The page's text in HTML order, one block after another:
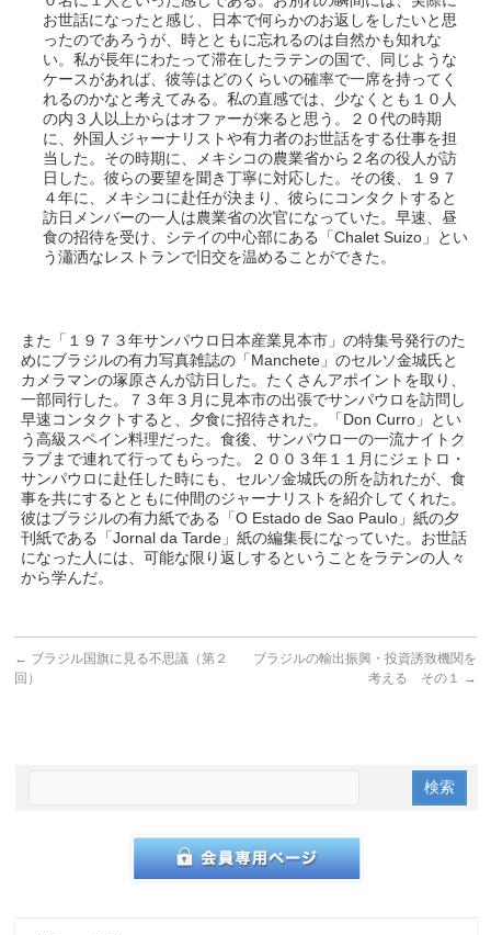
お世話になったと感じ、日本で何らかのお返しをしたいと思
ったのであろうが、時とともに忘れるのは自然かも知れな
い。私が長年にわたって滞在したラテンの国で、同じような
ケースがあれば、彼等はどのくらいの確率で一席を持ってく
れるのかなと考えてみる。私の直感では、少なくとも１０人
の内３人以上からはオファーが来ると思う。２０代の時期
に、外国人ジャーナリストや有力者のお世話をする仕事を担
当した。その時期に、メキシコの農業省から２名の役人が訪
日した。彼らの要望を聞き丁寧に対応した。その後、１９７
４年に、メキシコに赴任が決まり、彼らにコンタクトすると
訪日メンバーの一人は農業省の次官になっていた。早速、昼
食の招待を受け、シテイの中心部にある「Chalet Suizo」とい
う瀟洒なレストランで旧交を温めることができた。
また「１９７３年サンパウロ日本産業見本市」の特集号発行のた
めにブラジルの有力写真雑誌の「Manchete」のセルソ金城氏と
カメラマンの塚原さんが訪日した。たくさんアポイントを取り、
一部同行した。７３年３月に見本市の出張でサンパウロを訪問し
早速コンタクトすると、夕食に招待された。「Don Curro」とい
う高級スペイン料理だった。食後、サンパウロ一の一流ナイトク
ラブまで連れて行ってもらった。２００３年１１月にジェトロ・
サンパウロに赴任した時にも、セルソ金城氏の所を訪れたが、食
事を共にするとともに仲間のジャーナリストを紹介してくれた。
彼はブラジルの有力紙である「O Estado de Sao Paulo」紙の夕
刊紙である「Jornal da Tarde」紙の編集長になっていた。お世話
になった人には、可能な限り返しするということをラテンの人々
から学んだ。
← ブラジル国旗に見る不思議（第２
回）
ブラジルの輸出振興・投資誘致機関を
考える その１ →